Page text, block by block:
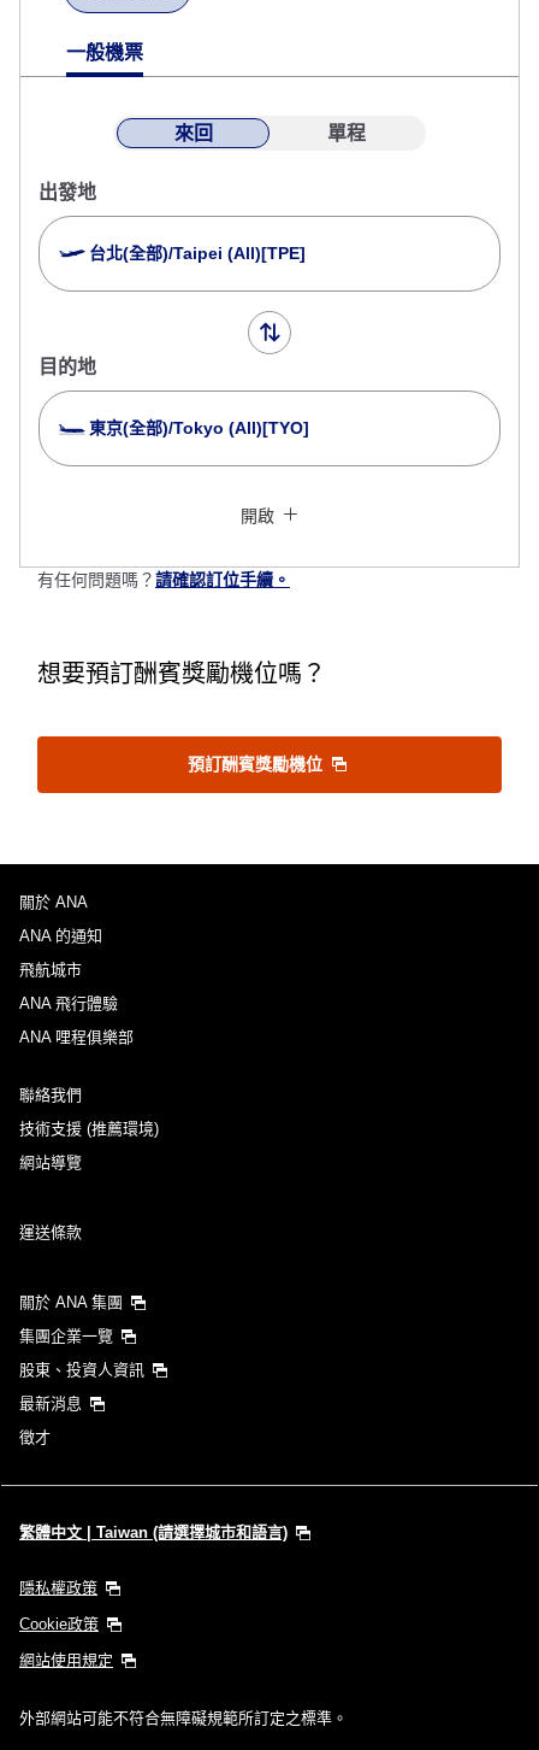
一般機票
來回 單程
出發地
台北(全部)/Taipei (All)[TPE]
目的地
東京(全部)/Tokyo (All)[TYO]
沒有指定票價類型
去程出發日及時段
選擇日期
新增中途停留地及轉機所需時間
1 人
・顯示金額為依據您選擇條件下的最優惠票價。
空位狀況查詢結果。
・「＊」為目前無法確認金額的城市、日期。請至空位狀況查詢結果頁面
・顯示金額內含票價、
・若同一城市內有多座機場，系統可能會顯示該城市內各機場間較優惠的
查詢
規範與細則
開啟
有任何問題嗎？請確認訂位手續。
想要預訂酬賓獎勵機位嗎？
預訂酬賓獎勵機位
關於 ANA
ANA 的通知
飛航城市
ANA 飛行體驗
ANA 哩程俱樂部
聯絡我們
技術支援 (推薦環境)
網站導覽
運送條款
關於 ANA 集團
集團企業一覽
股東、投資人資訊
最新消息
徵才
繁體中文 | Taiwan (請選擇城市和語言)
隱私權政策
Cookie政策
網站使用規定
外部網站可能不符合無障礙規範所訂定之標準。